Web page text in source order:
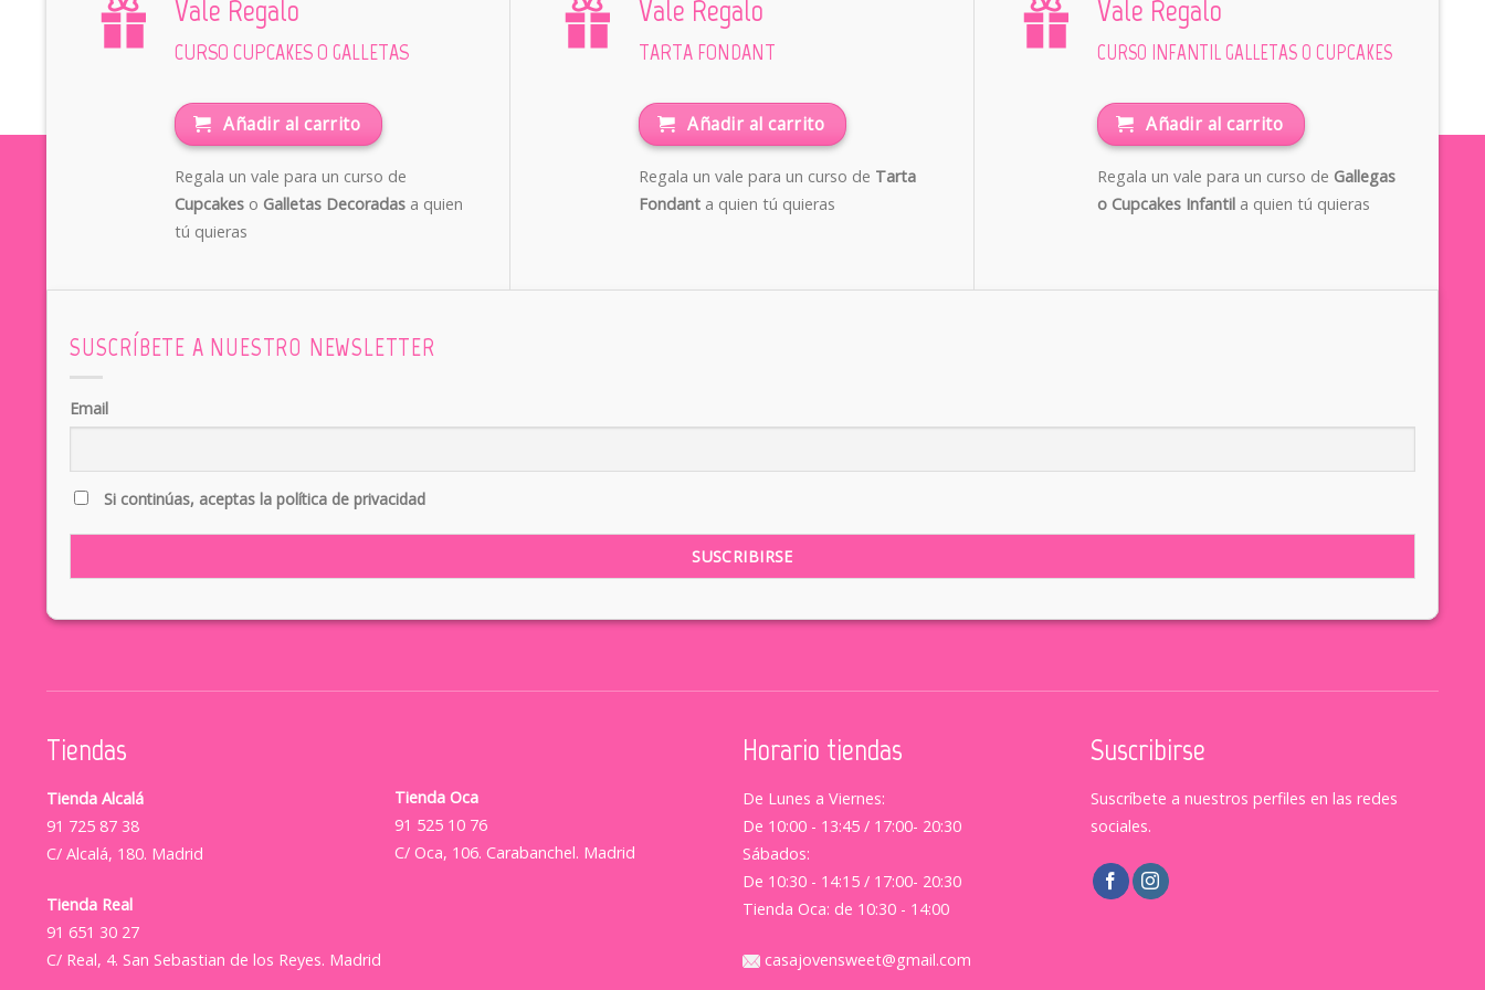
Vale Regalo
CURSO CUPCAKES O GALLETAS
Añadir al carrito
Regala un vale para un curso de
Cupcakes o Galletas Decoradas a quien
tú quieras
Vale Regalo
TARTA FONDANT
Añadir al carrito
Regala un vale para un curso de Tarta
Fondant a quien tú quieras
Vale Regalo
CURSO INFANTIL GALLETAS O CUPCAKES
Añadir al carrito
Regala un vale para un curso de Gallegas
o Cupcakes Infantil a quien tú quieras
SUSCRÍBETE A NUESTRO NEWSLETTER
Email
Si continúas, aceptas la política de privacidad
Tiendas
Tienda Alcalá
91 725 87 38
C/ Alcalá, 180. Madrid
Tienda Real
91 651 30 27
C/ Real, 4. San Sebastian de los Reyes. Madrid
Tienda Oca
91 525 10 76
C/ Oca, 106. Carabanchel. Madrid
Horario tiendas
De Lunes a Viernes:
De 10:00 - 13:45 / 17:00- 20:30
Sábados:
De 10:30 - 14:15 / 17:00- 20:30
Tienda Oca: de 10:30 - 14:00
casajovensweet@gmail.com
Suscribirse
Suscríbete a nuestros perfiles en las redes
sociales.